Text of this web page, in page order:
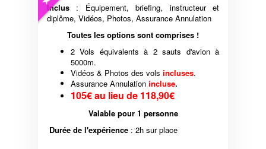
Inclus : Équipement, briefing, instructeur et
diplôme, Vidéos, Photos, Assurance Annulation
Toutes les options sont comprises !
2 Vols équivalents à 2 sauts d'avion à
5000m.
Vidéos & Photos des vols incluses.
Assurance Annulation incluse.
105€ au lieu de 118,90€
Valable pour 1 personne
Durée de l'expérience : 2h sur place